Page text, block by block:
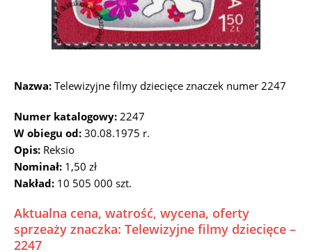
Nazwa: Telewizyjne filmy dziecięce znaczek numer 2247
Numer katalogowy: 2247
W obiegu od: 30.08.1975 r.
Opis: Reksio
Nominał: 1,50 zł
Nakład: 10 505 000 szt.
Aktualna cena, watrość, wycena, oferty
sprzeaży znaczka: Telewizyjne filmy dziecięce –
2247